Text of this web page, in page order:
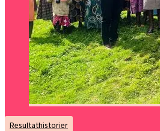
Resultathistorier